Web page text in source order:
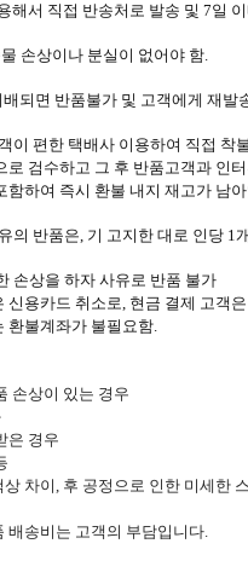
해서 직접 반송처로 발송 및 7일
손상이나 분실이 없어야 함.
배되면 반품불가 및 고객에게 재발
이 편한 택배사 이용하여 직접 착
로 검수하고 그 후 반품고객과 인
함하여 즉시 환불 내지 재고가 남
의 반품은, 기 고지한 대로 인당 1
손상을 하자 사유로 반품 불가
신용카드 취소로, 현금 결제 고객
환불계좌가 불필요함.
손상이 있는 경우
은 경우
차이, 후 공정으로 인한 미세한
배송비는 고객의 부담입니다.